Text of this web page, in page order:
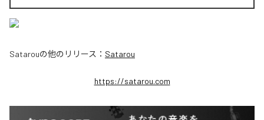
Satarouの他のリリース： Satarou
https://satarou.com